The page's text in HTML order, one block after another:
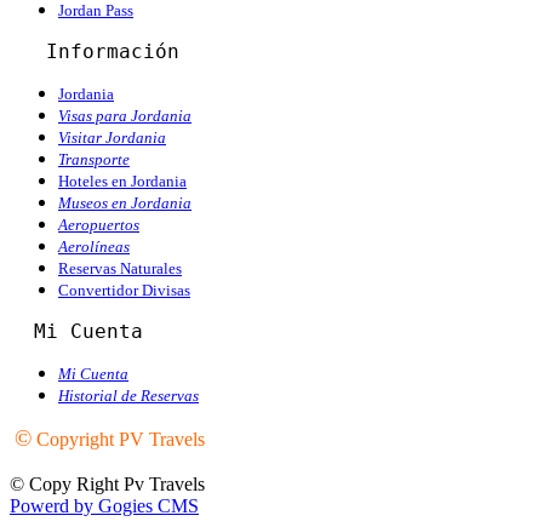
Jordan Pass
Información
Jordania
Visas para Jordania
Visitar Jordania
Transporte
Hoteles en Jordania
Museos en Jordania
Aeropuertos
Aerolíneas
Reservas Naturales
Convertidor Divisas
Mi Cuenta
Mi Cuenta
Historial de Reservas
© Copyright PV Travels
© Copy Right Pv Travels
Powerd by Gogies CMS